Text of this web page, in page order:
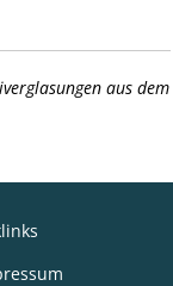
aus dem